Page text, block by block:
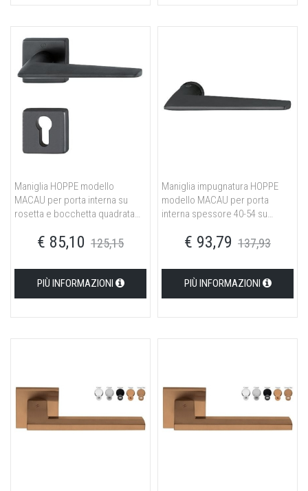
Maniglia HOPPE modello
MACAU per porta interna su
rosetta e bocchetta quadrata
satinato€ 85,10 125,15
PIÙ INFORMAZIONI
Maniglia impugnatura HOPPE
modello MACAU per porta
interna spessore 40-54 su
satinato€ 93,79 137,93
PIÙ INFORMAZIONI